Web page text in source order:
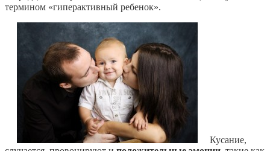
термином «гиперактивный ребенок».
Кусание,